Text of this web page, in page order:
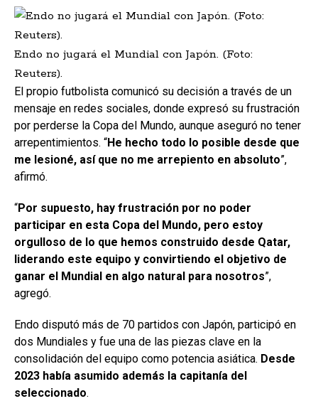
Endo no jugará el Mundial con Japón. (Foto:
Reuters).
El propio futbolista comunicó su decisión a través de un
mensaje en redes sociales, donde expresó su frustración
por perderse la Copa del Mundo, aunque aseguró no tener
arrepentimientos. “He hecho todo lo posible desde que
me lesioné, así que no me arrepiento en absoluto”,
afirmó.
“Por supuesto, hay frustración por no poder
participar en esta Copa del Mundo, pero estoy
orgulloso de lo que hemos construido desde Qatar,
liderando este equipo y convirtiendo el objetivo de
ganar el Mundial en algo natural para nosotros”,
agregó.
Endo disputó más de 70 partidos con Japón, participó en
dos Mundiales y fue una de las piezas clave en la
consolidación del equipo como potencia asiática. Desde
2023 había asumido además la capitanía del
seleccionado.